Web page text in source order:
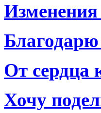
Изменения
Благодарю
От сердца
Хочу